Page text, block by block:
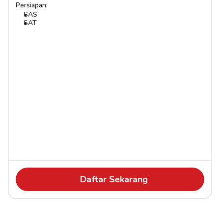
Persiapan:
SAS
SAT
Daftar Sekarang